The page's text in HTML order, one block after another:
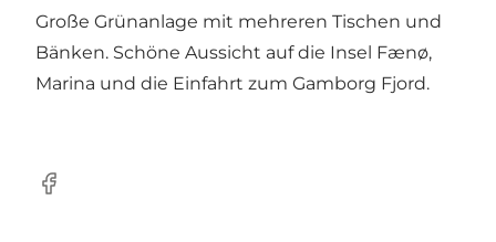
Große Grünanlage mit mehreren Tischen und
Bänken. Schöne Aussicht auf die Insel Fænø,
Marina und die Einfahrt zum Gamborg Fjord.
Facebook